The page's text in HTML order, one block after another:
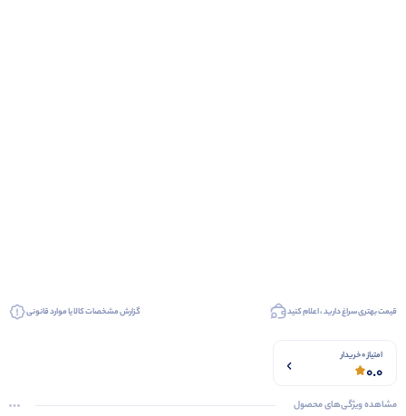
قیمت بهتری سراغ دارید ، اعلام کنید گزارش مشخصات کالا یا موارد قانونی
امتیاز 0 خریدار
0.0
مشاهده ویژگی‌های محصول